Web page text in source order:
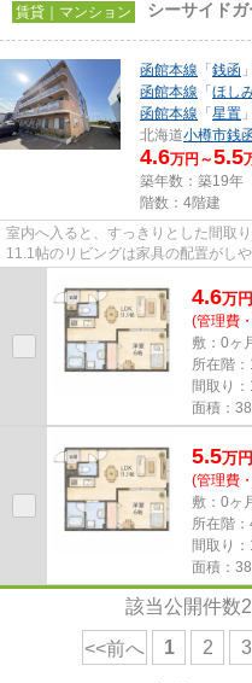
賃貸｜マンション シーサイド
函館本線 「 銭函
函館本線 「 ほし
函館本線 「 星置
北海道小樽市銭
4.6万円～5.5
築年数：築19年
階数：4階建
室内へ入ると、すっきりとした間取
11.1帖のリビングは家具の配置がし
4.6万円
(管理費
敷：0ヶ
所在階
間取り
面積：
5.5万円
(管理費
敷：0ヶ
所在階
間取り
面積：
該当公開件数
<<前へ 1 2 3